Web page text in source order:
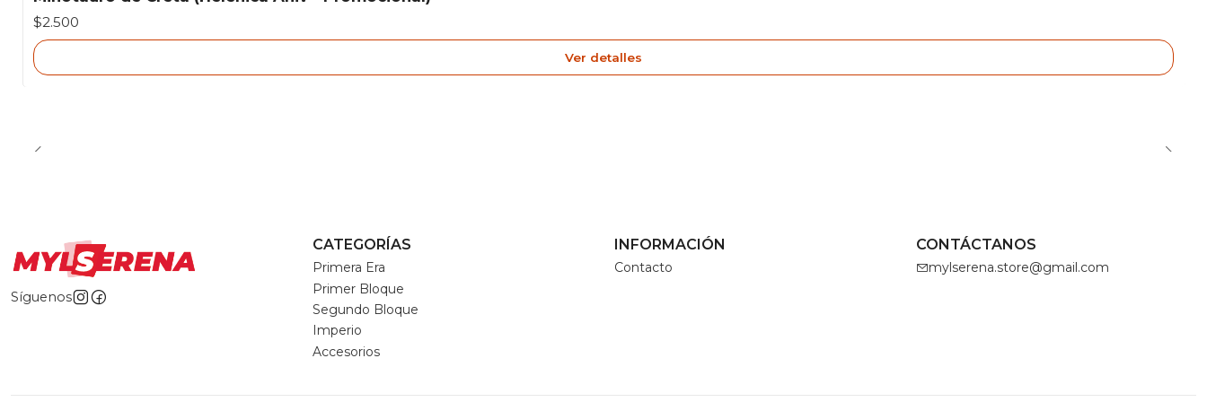
Agotado
$2.500
Ver detalles
Síguenos
CATEGORÍAS
Primera Era
Primer Bloque
Segundo Bloque
Imperio
Accesorios
INFORMACIÓN
Contacto
CONTÁCTANOS
mylserena.store@gmail.com